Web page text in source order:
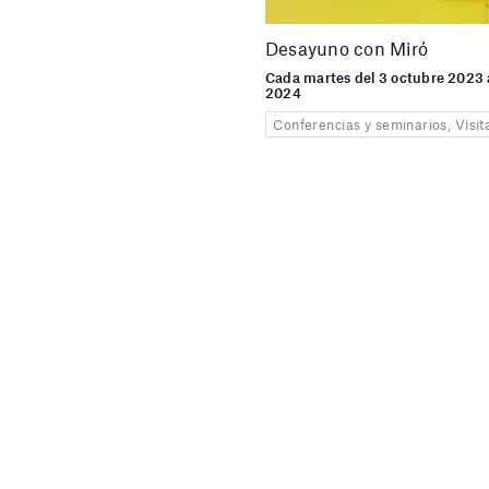
Desayuno con Miró
Cada martes del 3 octubre 2023
2024
Conferencias y seminarios,